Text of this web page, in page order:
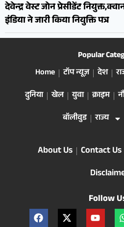
देवेन्द्र वेस्ट जोन प्रेसीडेंट
इंडिया ने जारी किया नियुक्ति पत्र
Popular
Home
टॉप न्यूज़ देश
दुनिया
खेल युवा क्राइम
बॉलीवुड
राज्य
About Us Contact Us
Follow